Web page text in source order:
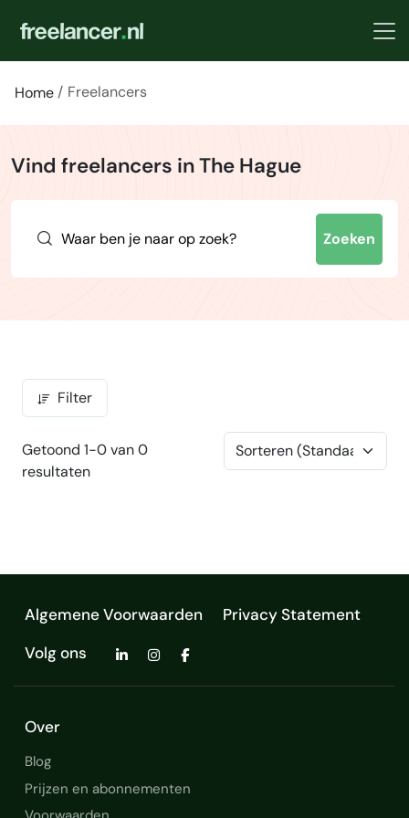
Home Freelancers
Vind freelancers in The Hague
Zoeken
Filter
Getoond 1-0 van 0
resultaten
Algemene Voorwaarden
Privacy Statement
Volg ons
Over
Blog
Prijzen en abonnementen